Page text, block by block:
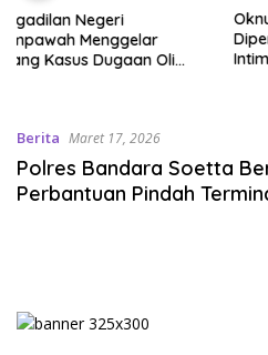
Oknum DC BTPN
Dipertanyakan Usai
Intimidasi dan Bersilat Lidah
Berita Maret 17, 2026
Polres Bandara Soetta
Perbantuan Pindah